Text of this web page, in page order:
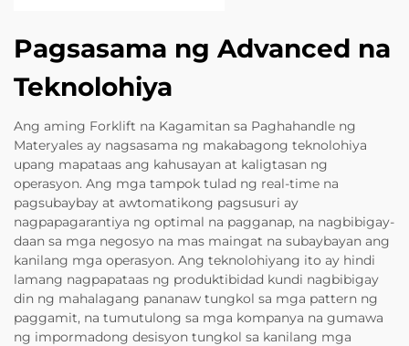
Pagsasama ng Advanced na
Teknolohiya
Ang aming Forklift na Kagamitan sa Paghahandle ng
Materyales ay nagsasama ng makabagong teknolohiya
upang mapataas ang kahusayan at kaligtasan ng
operasyon. Ang mga tampok tulad ng real-time na
pagsubaybay at awtomatikong pagsusuri ay
nagpapagarantiya ng optimal na pagganap, na nagbibigay-
daan sa mga negosyo na mas maingat na subaybayan ang
kanilang mga operasyon. Ang teknolohiyang ito ay hindi
lamang nagpapataas ng produktibidad kundi nagbibigay
din ng mahalagang pananaw tungkol sa mga pattern ng
paggamit, na tumutulong sa mga kompanya na gumawa
ng impormadong desisyon tungkol sa kanilang mga